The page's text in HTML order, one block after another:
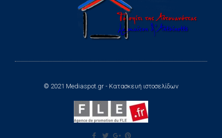
© 2021 Mediaspot.gr - Κατασκευή ιστοσελίδων